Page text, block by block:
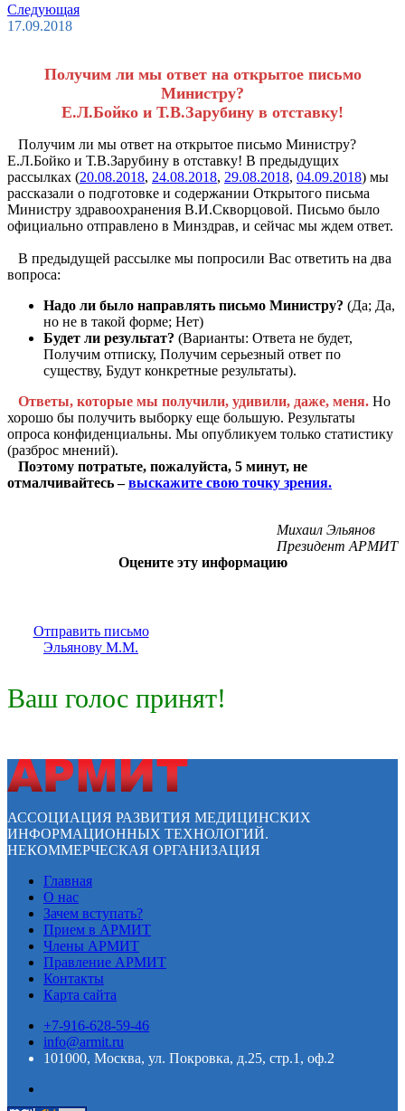
Следующая
17.09.2018
Получим ли мы ответ на открытое письмо
Министру?
Е.Л.Бойко и Т.В.Зарубину в отставку!
Получим ли мы ответ на открытое письмо Министру?
Е.Л.Бойко и Т.В.Зарубину в отставку! В предыдущих
рассылках (20.08.2018, 24.08.2018, 29.08.2018, 04.09.2018) мы
рассказали о подготовке и содержании Открытого письма
Министру здравоохранения В.И.Скворцовой. Письмо было
официально отправлено в Минздрав, и сейчас мы ждем ответ.
В предыдущей рассылке мы попросили Вас ответить на два
вопроса:
Надо ли было направлять письмо Министру? (Да; Да,
но не в такой форме; Нет)
Будет ли результат? (Варианты: Ответа не будет,
Получим отписку, Получим серьезный ответ по
существу, Будут конкретные результаты).
Ответы, которые мы получили, удивили, даже, меня. Но
хорошо бы получить выборку еще большую. Результаты
опроса конфиденциальны. Мы опубликуем только статистику
(разброс мнений).
Поэтому потратьте, пожалуйста, 5 минут, не
отмалчивайтесь –выскажите свою точку зрения.
Михаил Эльянов
Президент АРМИТ
Оцените эту информацию
Отправить письмо
Эльянову М.М.
Ваш голос принят!
АССОЦИАЦИЯ РАЗВИТИЯ МЕДИЦИНСКИХ
ИНФОРМАЦИОННЫХ ТЕХНОЛОГИЙ.
НЕКОММЕРЧЕСКАЯ ОРГАНИЗАЦИЯ
Главная
О нас
Зачем вступать?
Прием в АРМИТ
Члены АРМИТ
Правление АРМИТ
Контакты
Карта сайта
+7-916-628-59-46
info@armit.ru
101000, Москва, ул. Покровка, д.25, стр.1, оф.2